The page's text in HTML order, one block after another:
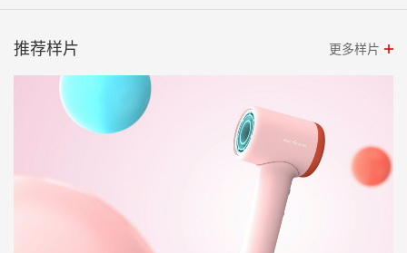
推荐样片 更多样片